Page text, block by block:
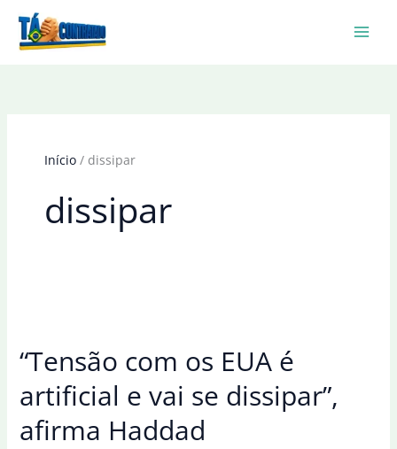
Início dissipar
dissipar
“Tensão com os EUA é
artificial e vai se dissipar”,
afirma Haddad